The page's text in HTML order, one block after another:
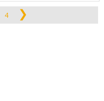
4 ❯